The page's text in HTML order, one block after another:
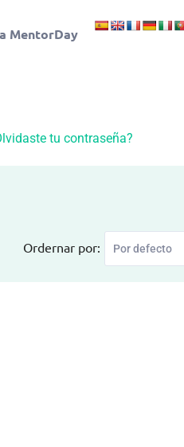
MentorDay
tu contraseña?
Ordernar por: